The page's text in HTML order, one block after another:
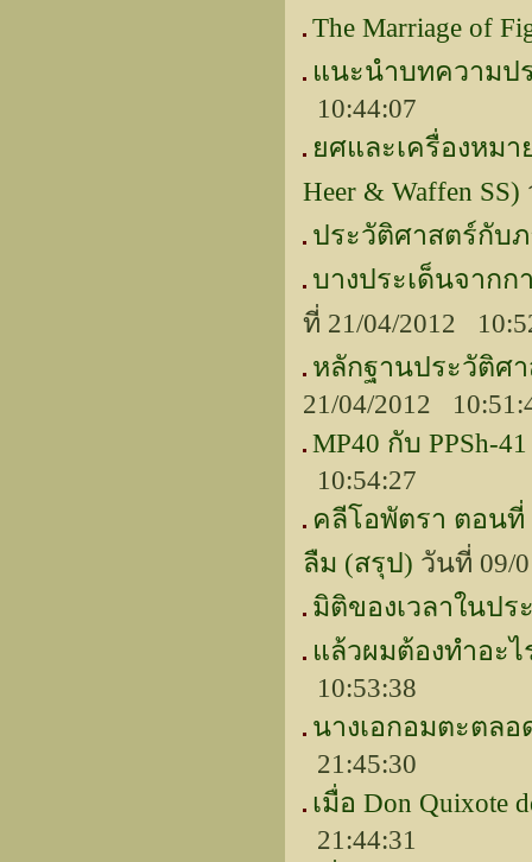
The Marriage of
แนะนำบทความปร
10:44:07
ยศและเครื่องหมา
Heer & Waffen SS)
ประวัติศาสตร์กับ
บางประเด็นจาก
ที่ 21/04/2012
หลักฐานประวัติศ
21/04/2012
MP40 กับ PPSh-
10:54:27
คลีโอพัตรา ตอนที่
ลืม (สรุป) วันที่ 09/
มิติของเวลาในปร
แล้วผมต้องทำอะไ
10:53:38
นางเอกอมตะตล
21:45:30
เมื่อ Don Quixote
21:44:31